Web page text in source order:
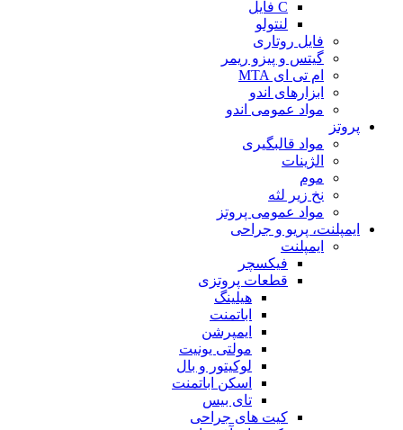
C فایل
لنتولو
فایل روتاری
گیتس و پیزو ریمر
ام تی ای MTA
ابزارهای اندو
مواد عمومی اندو
پروتز
مواد قالبگیری
الژینات
موم
نخ زیر لثه
مواد عمومی پروتز
ایمپلنت، پریو و جراحی
ایمپلنت
فیکسچر
قطعات پروتزی
هیلینگ
اباتمنت
ایمپرشن
مولتی یونیت
لوکیتور و بال
اسکن اباتمنت
تای بیس
کیت های جراحی